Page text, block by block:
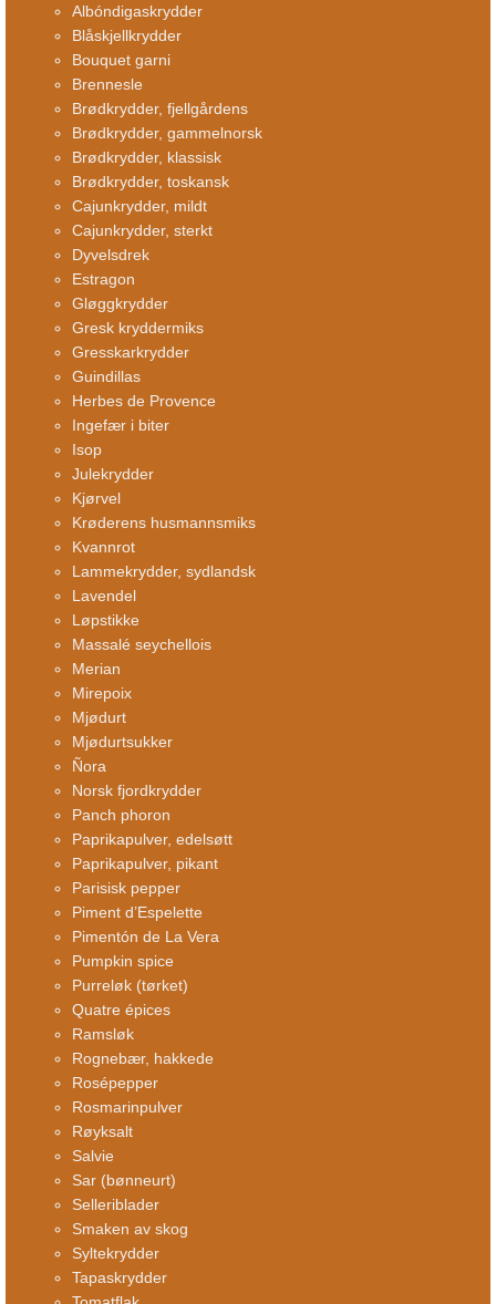
Albóndigaskrydder
Blåskjellkrydder
Bouquet garni
Brennesle
Brødkrydder, fjellgårdens
Brødkrydder, gammelnorsk
Brødkrydder, klassisk
Brødkrydder, toskansk
Cajunkrydder, mildt
Cajunkrydder, sterkt
Dyvelsdrek
Estragon
Gløggkrydder
Gresk kryddermiks
Gresskarkrydder
Guindillas
Herbes de Provence
Ingefær i biter
Isop
Julekrydder
Kjørvel
Krøderens husmannsmiks
Kvannrot
Lammekrydder, sydlandsk
Lavendel
Løpstikke
Massalé seychellois
Merian
Mirepoix
Mjødurt
Mjødurtsukker
Ñora
Norsk fjordkrydder
Panch phoron
Paprikapulver, edelsøtt
Paprikapulver, pikant
Parisisk pepper
Piment d’Espelette
Pimentón de La Vera
Pumpkin spice
Purreløk (tørket)
Quatre épices
Ramsløk
Rognebær, hakkede
Rosépepper
Rosmarinpulver
Røyksalt
Salvie
Sar (bønneurt)
Selleriblader
Smaken av skog
Syltekrydder
Tapaskrydder